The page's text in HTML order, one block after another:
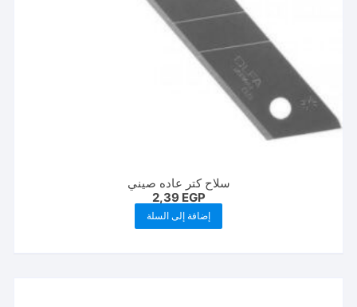
سلاح كتر عاده صيني
2,39 EGP
إضافة إلى السلة